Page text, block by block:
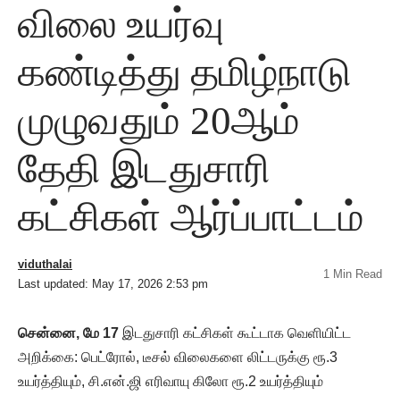
விலை உயர்வு
கண்டித்து தமிழ்நாடு
முழுவதும் 20ஆம்
தேதி இடதுசாரி
கட்சிகள் ஆர்ப்பாட்டம்
Last updated: May 17, 2026 2:53 pm
viduthalai
1 Min Read
சென்னை, மே 17 இடதுசாரி கட்சிகள் கூட்டாக வெளியிட்ட
அறிக்கை: பெட்ரோல், டீசல் விலைகளை லிட்டருக்கு ரூ.3
உயர்த்தியும், சி.என்.ஜி எரிவாயு கிலோ ரூ.2 உயர்த்தியும்